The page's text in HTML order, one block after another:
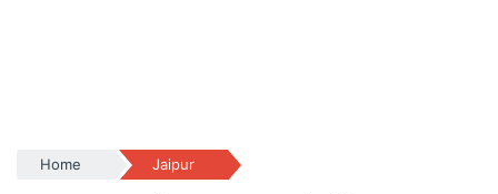
Home Jaipur